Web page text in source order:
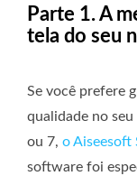
Parte 1. A
tela do seu
Se você prefere
qualidade no
ou 7, o Aiseesoft
software foi